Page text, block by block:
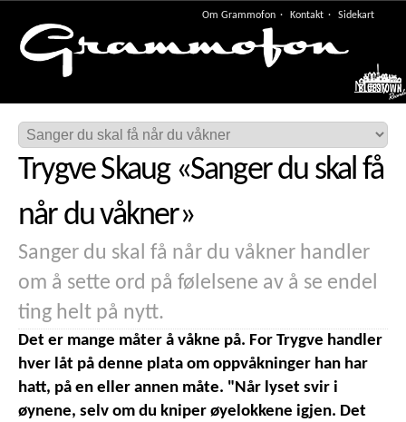
Om Grammofon Kontakt Sidekart
Meny
Trygve Skaug«Sanger du skal få
når du våkner»
Sanger du skal få når du våkner handler
om å sette ord på følelsene av å se endel
ting helt på nytt.
Det er mange måter å våkne på. For Trygve handler
hver låt på denne plata om oppvåkninger han har
hatt, på en eller annen måte. "Når lyset svir i
øynene, selv om du kniper øyelokkene igjen. Det